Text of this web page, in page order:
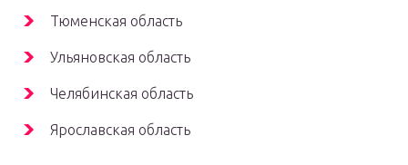
Тюменская область
Ульяновская область
Челябинская область
Ярославская область